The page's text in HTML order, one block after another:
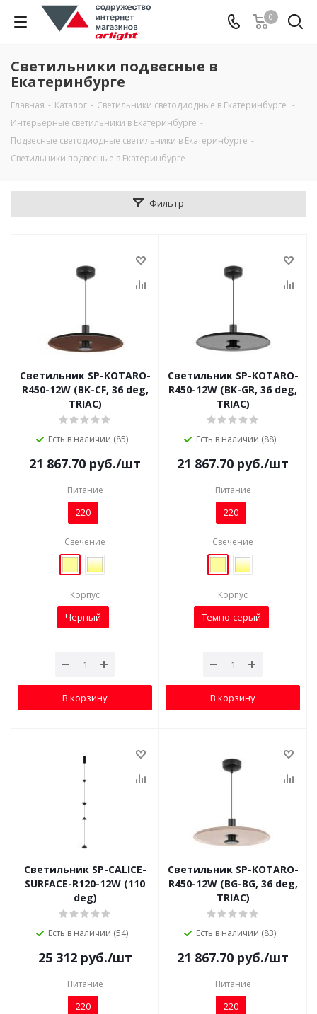
0
Светильники подвесные в
Екатеринбурге
Главная - Каталог - Светильники светодиодные в Екатеринбурге -
Интерьерные светильники в Екатеринбурге -
Подвесные светодиодные светильники в Екатеринбурге -
Светильники подвесные в Екатеринбурге
Фильтр
Светильник SP-KOTARO-
R450-12W (BK-CF, 36 deg,
TRIAC)
Есть в наличии (85)
21 867.70 руб./шт
Питание
220
Свечение
Корпус
Черный
В корзину
Светильник SP-KOTARO-
R450-12W (BK-GR, 36 deg,
TRIAC)
Есть в наличии (88)
21 867.70 руб./шт
Питание
220
Свечение
Корпус
Темно-серый
В корзину
Светильник SP-CALICE-
SURFACE-R120-12W (110
deg)
Есть в наличии (54)
25 312руб./шт
Питание
220
Светильник SP-KOTARO-
R450-12W (BG-BG, 36 deg,
TRIAC)
Есть в наличии (83)
21 867.70 руб./шт
Питание
220